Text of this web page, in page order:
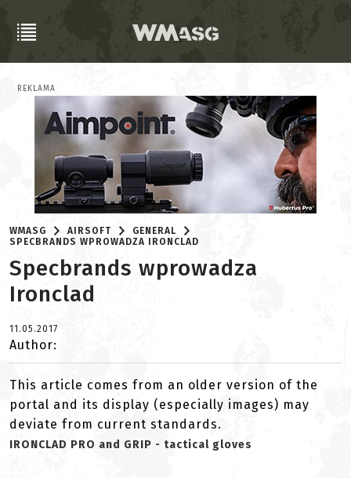
REKLAMA
WMASG AIRSOFT
GENERAL
SPECBRANDS WPROWADZA IRONCLAD
Specbrands wprowadza
Ironclad
11.05.2017
Author:
This article comes from an older version of the
portal and its display (especially images) may
deviate from current standards.
IRONCLAD PRO and GRIP - tactical gloves